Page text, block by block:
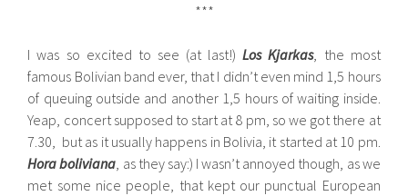
***
I was so excited to see (at last!)Los Kjarkas, the most
famous Bolivian band ever, that I didn’t even mind 1,5 hours
of queuing outside and another 1,5 hours of waiting inside.
Yeap, concert supposed to start at 8 pm, so we got there at
7.30, but as it usually happens in Bolivia, it started at 10 pm.
Hora boliviana , as they say:) I wasn’t annoyed though, as we
met some nice people, that kept our punctual European